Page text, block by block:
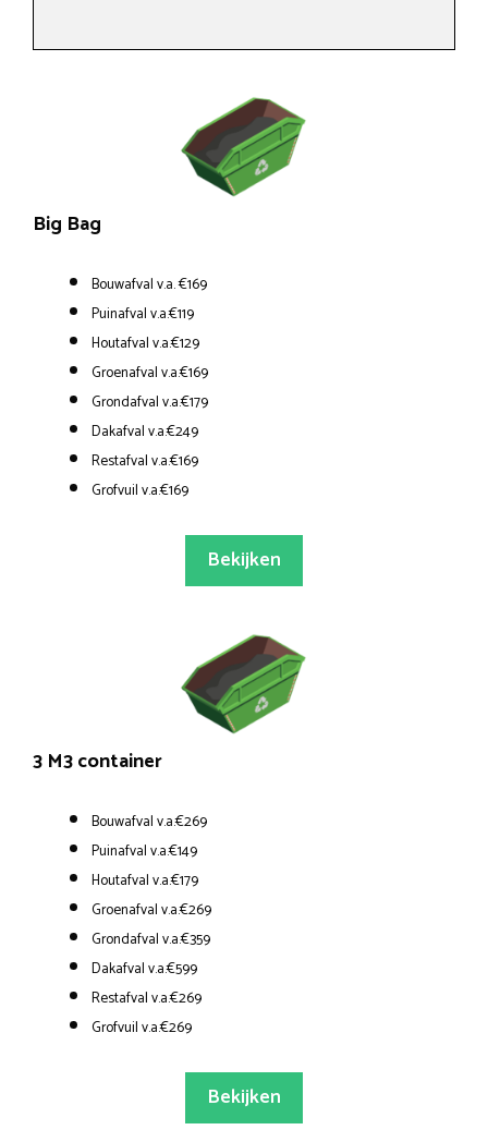
Big Bag
Bouwafval v.a. €169
Puinafval v.a.€119
Houtafval v.a.€129
Groenafval v.a.€169
Grondafval v.a.€179
Dakafval v.a.€249
Restafval v.a.€169
Grofvuil v.a.€169
Bekijken
3 M3 container
Bouwafval v.a.€269
Puinafval v.a.€149
Houtafval v.a.€179
Groenafval v.a.€269
Grondafval v.a.€359
Dakafval v.a.€599
Restafval v.a.€269
Grofvuil v.a.€269
Bekijken